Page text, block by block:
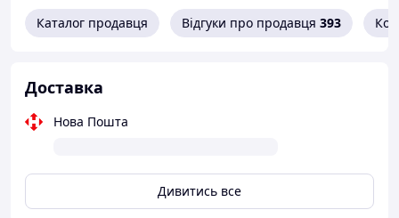
Каталог продавця Відгуки про продавця 393
Доставка
Нова Пошта
Дивитись все